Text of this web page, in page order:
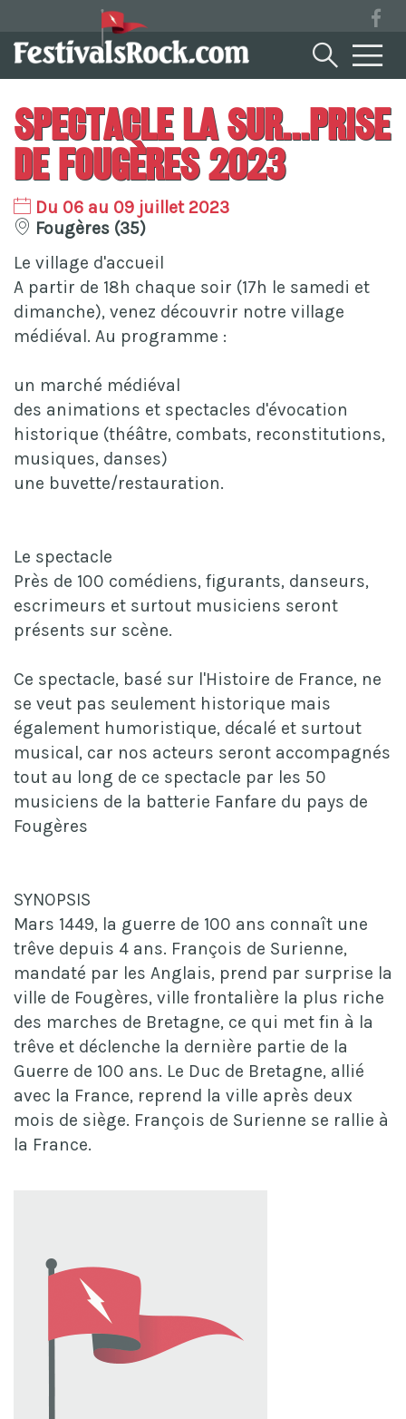
Spectacle La Sur...Prise
De Fougères 2023
Du 06 au 09 juillet 2023
Fougères (35)
Le village d'accueil
A partir de 18h chaque soir (17h le samedi et
dimanche), venez découvrir notre village
médiéval. Au programme :
un marché médiéval
des animations et spectacles d'évocation
historique (théâtre, combats, reconstitutions,
musiques, danses)
une buvette/restauration.
Le spectacle
Près de 100 comédiens, figurants, danseurs,
escrimeurs et surtout musiciens seront
présents sur scène.
Ce spectacle, basé sur l'Histoire de France, ne
se veut pas seulement historique mais
également humoristique, décalé et surtout
musical, car nos acteurs seront accompagnés
tout au long de ce spectacle par les 50
musiciens de la batterie Fanfare du pays de
Fougères
SYNOPSIS
Mars 1449, la guerre de 100 ans connaît une
trêve depuis 4 ans. François de Surienne,
mandaté par les Anglais, prend par surprise la
ville de Fougères, ville frontalière la plus riche
des marches de Bretagne, ce qui met fin à la
trêve et déclenche la dernière partie de la
Guerre de 100 ans. Le Duc de Bretagne, allié
avec la France, reprend la ville après deux
mois de siège. François de Surienne se rallie à
la France.